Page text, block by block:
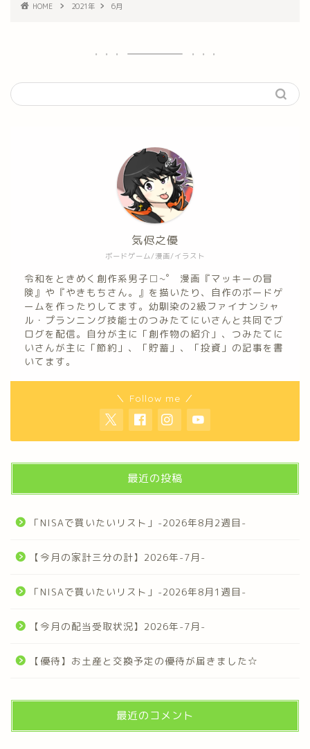
HOME 2021年 6月
ボードゲーム/漫画/イラスト
気侭之優
令和をときめく創作系男子□~゜ 漫画『マッキーの冒
険』や『やきもちさん。』を描いたり、自作のボードゲ
ームを作ったりしてます。幼馴染の2級ファイナンシャ
ル・プランニング技能士のつみたてにいさんと共同でブ
ログを配信。自分が主に「創作物の紹介」、つみたてに
いさんが主に「節約」、「貯蓄」、「投資」の記事を書
いてます。
＼ Follow me ／
最近の投稿
「NISAで買いたいリスト」-2026年8月2週目-
【今月の家計三分の計】2026年-7月-
「NISAで買いたいリスト」-2026年8月1週目-
【今月の配当受取状況】2026年-7月-
【優待】お土産と交換予定の優待が届きました☆
最近のコメント